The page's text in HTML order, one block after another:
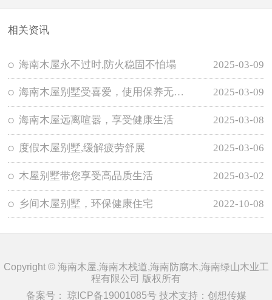
相关资讯
海南木屋永不过时,防火稳固不怕塌 2025-03-09
海南木屋别墅受喜爱，使用保养无需担忧 2025-03-09
海南木屋远离喧嚣，享受健康生活 2025-03-08
度假木屋别墅,缓解疲劳舒展 2025-03-06
木屋别墅带您享受高品质生活 2025-03-02
乡间木屋别墅，环保健康住宅 2022-10-08
Copyright © 海南木屋,海南木栈道,海南防腐木,海南绿山木业工
程有限公司 版权所有
备案号：
琼ICP备19001085号技术支持： 创想传媒